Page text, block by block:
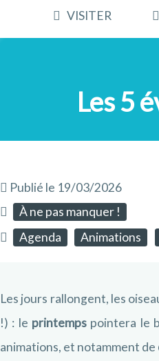
VISITER
Les 5
Publié le 19/03/2026
À ne pas manquer !
Agenda
Animations
Les jours rallongent, les
!) : le printemps pointera le
animations, et notamment de